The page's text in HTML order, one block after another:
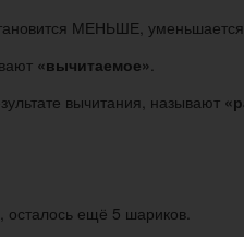
МЕНЬШЕ,
«вычитаемое»
вычитания, называют
осталось ещё 5 шариков.